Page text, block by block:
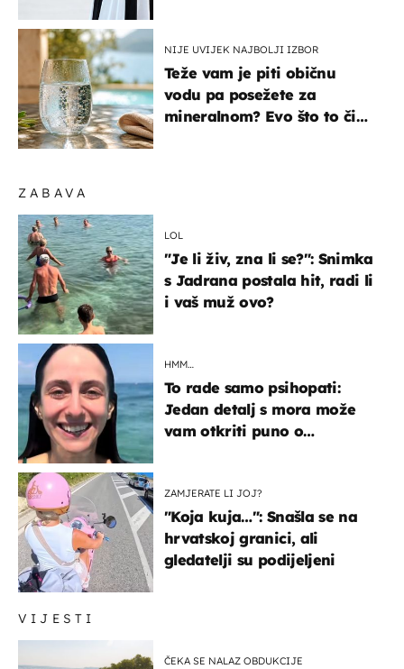
VIJESTI
ČEKA SE NALAZ OBDUKCIJE
ZABAVA
LOL
"Je li živ, zna li se?": Snimka
s Jadrana postala hit, radi li
i vaš muž ovo?
HMM…
To rade samo psihopati:
Jedan detalj s mora može
vam otkriti puno o
ZAMJERATE LI JOJ?
"Koja kuja…": Snašla se na
hrvatskoj granici, ali
gledatelji su podijeljeni
NIJE UVIJEK NAJBOLJI IZBOR
Teže vam je piti običnu
vodu pa posežete za
mineralnom? Evo što to čini